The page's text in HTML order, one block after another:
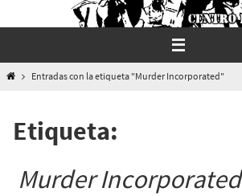
InicioEntradas con la etiqueta "Murder Incorporated"
Etiqueta:
Murder Incorporated